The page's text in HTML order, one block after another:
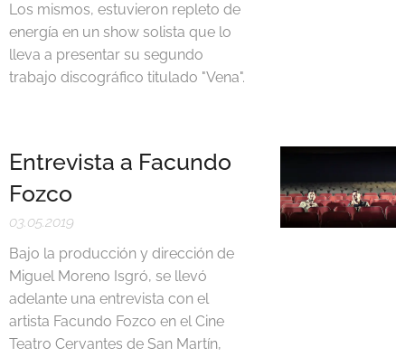
Los mismos, estuvieron repleto de
energía en un show solista que lo
lleva a presentar su segundo
trabajo discográfico titulado "Vena".
Entrevista a Facundo
Fozco
03.05.2019
Bajo la producción y dirección de
Miguel Moreno Isgró, se llevó
adelante una entrevista con el
artista Facundo Fozco en el Cine
Teatro Cervantes de San Martín,